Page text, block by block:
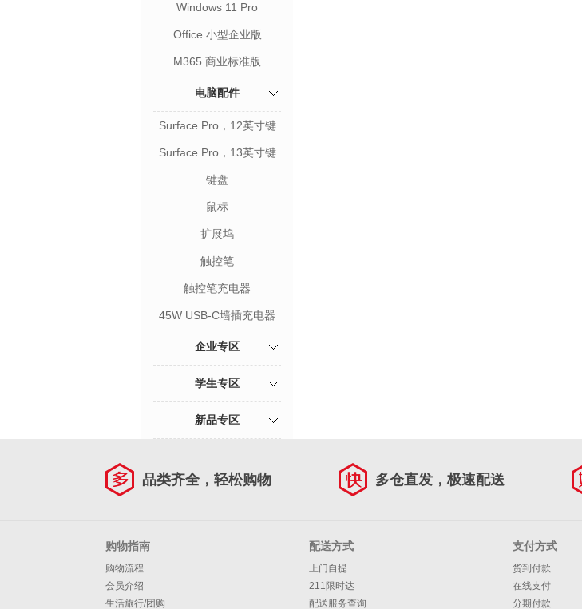
Windows 11 Pro
Office 小型企业版
M365 商业标准版
电脑配件
Surface Pro，12英寸键
Surface Pro，13英寸键
盘盖
键盘
鼠标
扩展坞
触控笔
触控笔充电器
45W USB-C墙插充电器
企业专区
学生专区
新品专区
品类齐全，轻松购物 多仓直发，极速配送
购物指南
购物流程
会员介绍
生活旅行/团购
配送方式
上门自提
211限时达
配送服务查询
支付方式
货到付款
在线支付
分期付款